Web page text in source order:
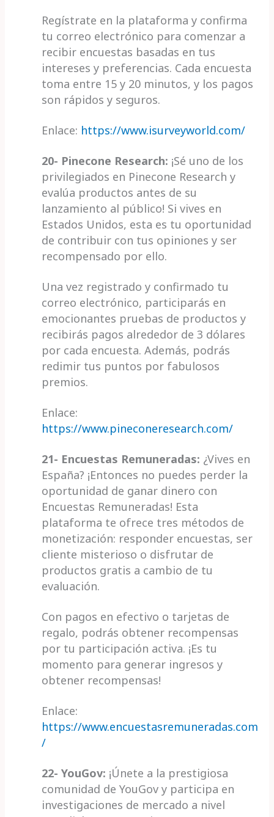
Regístrate en la plataforma y confirma
tu correo electrónico para comenzar a
recibir encuestas basadas en tus
intereses y preferencias. Cada encuesta
toma entre 15 y 20 minutos, y los pagos
son rápidos y seguros.
Enlace: https://www.isurveyworld.com/
20- Pinecone Research: ¡Sé uno de los
privilegiados en Pinecone Research y
evalúa productos antes de su
lanzamiento al público! Si vives en
Estados Unidos, esta es tu oportunidad
de contribuir con tus opiniones y ser
recompensado por ello.
Una vez registrado y confirmado tu
correo electrónico, participarás en
emocionantes pruebas de productos y
recibirás pagos alrededor de 3 dólares
por cada encuesta. Además, podrás
redimir tus puntos por fabulosos
premios.
Enlace:
https://www.pineconeresearch.com/
21- Encuestas Remuneradas: ¿Vives en
España? ¡Entonces no puedes perder la
oportunidad de ganar dinero con
Encuestas Remuneradas! Esta
plataforma te ofrece tres métodos de
monetización: responder encuestas, ser
cliente misterioso o disfrutar de
productos gratis a cambio de tu
evaluación.
Con pagos en efectivo o tarjetas de
regalo, podrás obtener recompensas
por tu participación activa. ¡Es tu
momento para generar ingresos y
obtener recompensas!
Enlace:
https://www.encuestasremuneradas.com
/
22- YouGov: ¡Únete a la prestigiosa
comunidad de YouGov y participa en
investigaciones de mercado a nivel